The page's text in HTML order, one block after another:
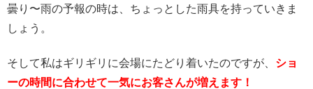
曇り〜雨の予報の時は、ちょっとした雨具を持っていきま
しょう。
そして私はギリギリに会場にたどり着いたのですが、 ショ
ーの時間に合わせて一気にお客さんが増えます！